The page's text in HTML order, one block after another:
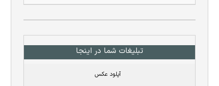
تبلیغات شما در اینجا
آپلود عکس